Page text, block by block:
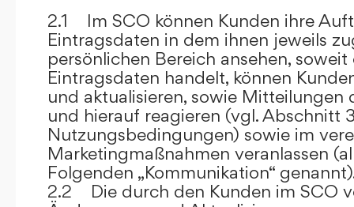
2.1 Im SCO können Kunden ihre
Eintragsdaten in dem ihnen jeweils
persönlichen Bereich ansehen,
Eintragsdaten handelt, können
und aktualisieren, sowie Mitteilungen
und hierauf reagieren (vgl. Abschnitt
Nutzungsbedingungen) sowie im
Marketingmaßnahmen veranlassen
Folgenden „Kommunikation“
2.2 Die durch den Kunden im SCO